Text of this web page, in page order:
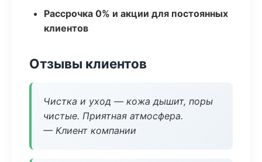
Рассрочка 0% и акции для постоянных
клиентов
Отзывы клиентов
Чистка и уход — кожа дышит, поры
чистые. Приятная атмосфера.
— Клиент компании